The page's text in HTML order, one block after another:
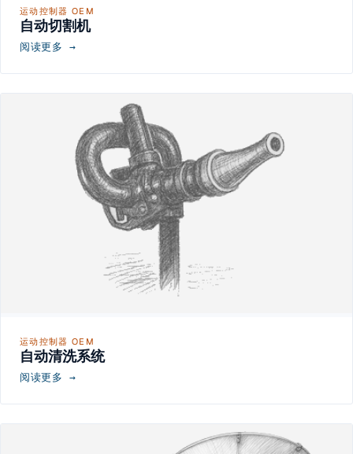
运动控制器 OEM
自动切割机
阅读更多 →
运动控制器 OEM
自动清洗系统
阅读更多 →